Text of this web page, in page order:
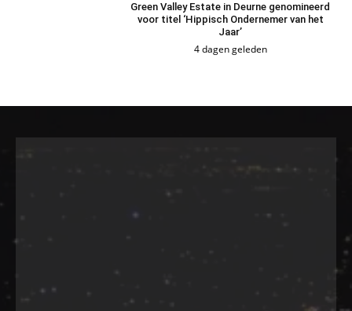
Green Valley Estate in Deurne genomineerd
voor titel ‘Hippisch Ondernemer van het
Jaar’
4 dagen geleden